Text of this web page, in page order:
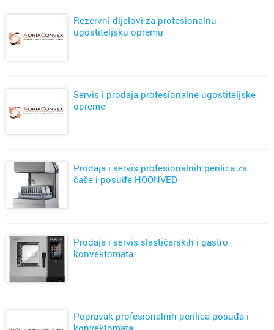
Rezervni dijelovi za profesionalnu
ugostiteljsku opremu
Servis i prodaja profesionalne ugostiteljske
opreme
Prodaja i servis profesionalnih perilica za
čaše i posuđe HOONVED
Prodaja i servis slastičarskih i gastro
konvektomata
Popravak profesionalnih perilica posuđa i
konvektomata